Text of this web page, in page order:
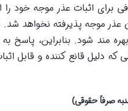
برای اثبات عذر موجه خود
عذر موجه پذیرفته نخواهد
مند شود. بنابراین، پاسخ
دلیل قانع کننده و قابل